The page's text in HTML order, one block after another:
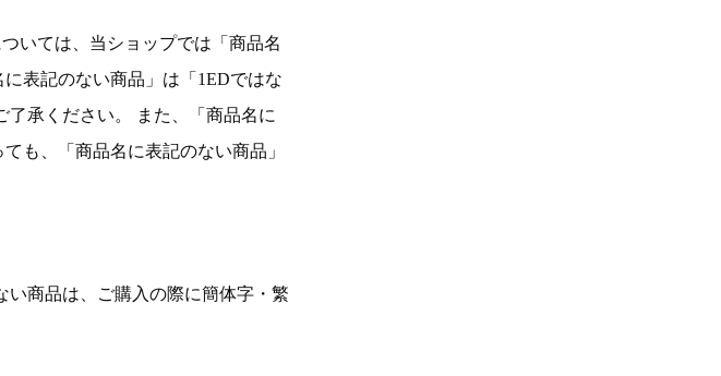
いては、当ショップでは「商品名
表記のない商品」は「1EDではな
承ください。 また、「商品名に
も、「商品名に表記のない商品」
商品は、ご購入の際に簡体字・繁